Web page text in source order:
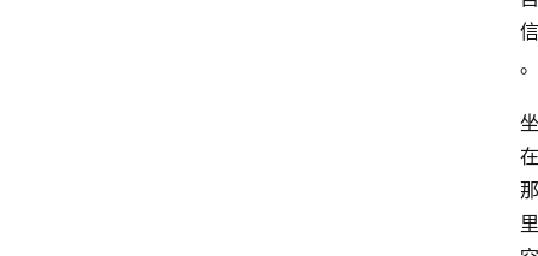
信
。
坐
在
那
里